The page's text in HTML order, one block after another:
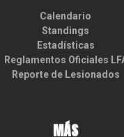
Calendario
Standings
Estadísticas
Reglamentos Oficiales
Reporte de Lesionados
MÁS